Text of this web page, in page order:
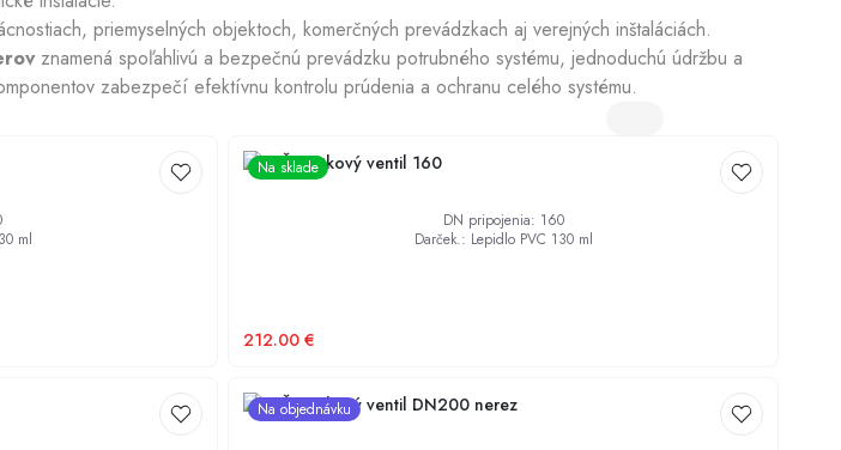
Dezinfekcia studní
priemyselných objektoch, komerčných prevádzkach aj verejných inštaláciách.
znamená spoľahlivú a bezpečnú prevádzku potrubného systému, jednoduchú údržbu a
zabezpečí efektívnu kontrolu prúdenia a ochranu celého systému.
ml
Na sklade
PVC Šupátkový ventil 160
DN pripojenia: 160
Darček.: Lepidlo PVC 130 ml
212.00 €
Na objednávku
PVC Šupátkový ventil DN200 nerez